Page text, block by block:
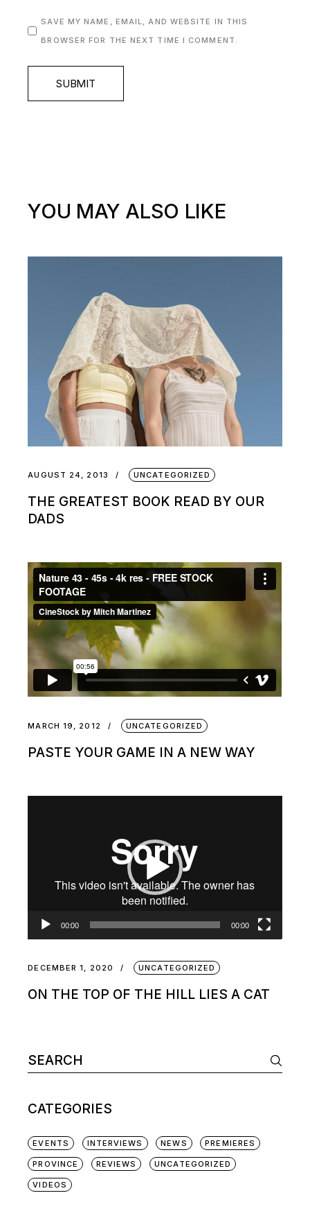
SAVE MY NAME, EMAIL, AND WEBSITE IN THIS
BROWSER FOR THE NEXT TIME I COMMENT.
SUBMIT
YOU MAY ALSO LIKE
AUGUST 24, 2013 UNCATEGORIZED
THE GREATEST BOOK READ BY OUR
DADS
MARCH 19, 2012 UNCATEGORIZED
PASTE YOUR GAME IN A NEW WAY
00:00 00:00
DECEMBER 1, 2020 UNCATEGORIZED
ON THE TOP OF THE HILL LIES A CAT
CATEGORIES
EVENTS INTERVIEWS NEWS PREMIERES
PROVINCE REVIEWS UNCATEGORIZED
VIDEOS